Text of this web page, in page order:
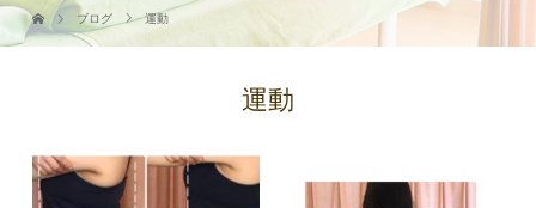
ブログ 運動
運動